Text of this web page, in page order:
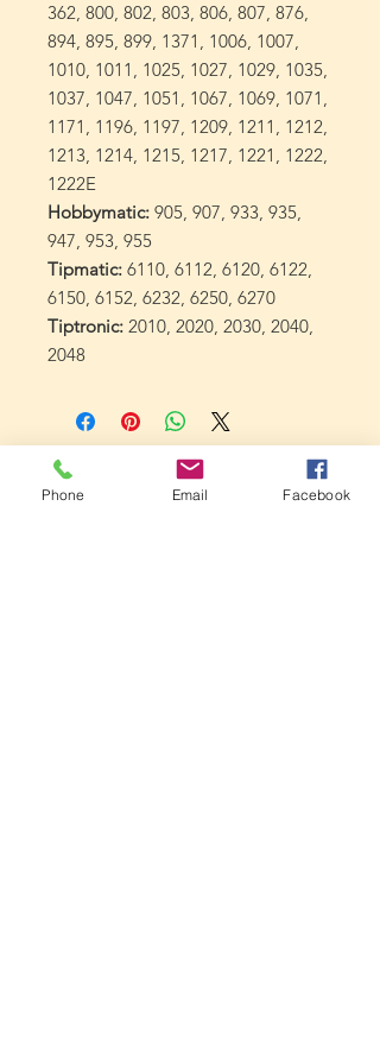
362, 800, 802, 803, 806, 807, 876,
894, 895, 899, 1371, 1006, 1007,
1010, 1011, 1025, 1027, 1029, 1035,
1037, 1047, 1051, 1067, 1069, 1071,
1171, 1196, 1197, 1209, 1211, 1212,
1213, 1214, 1215, 1217, 1221, 1222,
1222E
Hobbymatic: 905, 907, 933, 935,
947, 953, 955
Tipmatic: 6110, 6112, 6120, 6122,
6150, 6152, 6232, 6250, 6270
Tiptronic: 2010, 2020, 2030, 2040,
2048
Datenschutz
Phone Email Facebook